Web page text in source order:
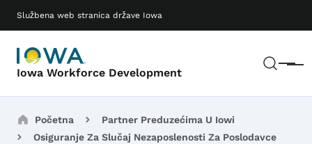
Službena web stranica države Iowa
Iowa Workforce Development Meni
Main navigation
Breadcrumbs
Početna
Partner Preduzećima U Iowi
Osiguranje Za Slučaj Nezaposlenosti Za Poslodavce